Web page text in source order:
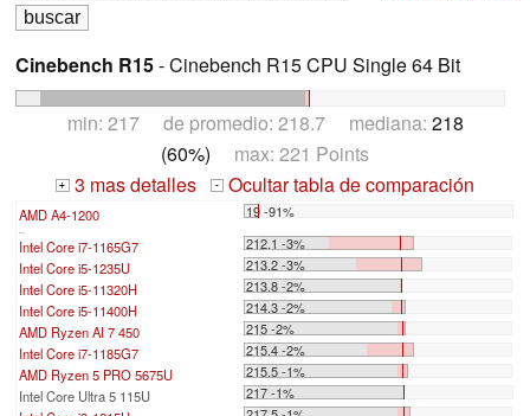
Cinebench R15- Cinebench R15 CPU Single 64 Bit
min: 217 de promedio: 218.7 mediana: 218
(60%) max: 221 Points
+ 3 mas detalles - Ocultar tabla de comparación
AMD A4-1200 19 -91%
Intel Core i7-1165G7
212.1 -3%
Intel Core i5-1235U
213.2 -3%
Intel Core i5-11320H
213.8 -2%
Intel Core i5-11400H
214.3 -2%
AMD Ryzen AI 7 450
215 -2%
Intel Core i7-1185G7
215.4 -2%
AMD Ryzen 5 PRO 5675U
215.5 -1%
Intel Core Ultra 5 115U
217 -1%